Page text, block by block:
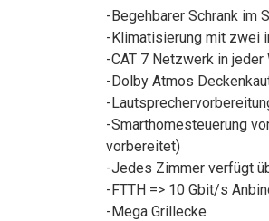
-Begehbarer Schrank im
-Klimatisierung mit zwei
-CAT 7 Netzwerk in
-Dolby Atmos
-
-Smarthomesteuerung
vorbereitet)
-Jedes Zimmer verfügt
-FTTH => 10 Gbit/s
-Mega Grillecke